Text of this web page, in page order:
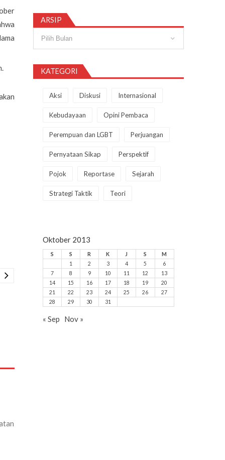
ARSIP
KATEGORI
Aksi Diskusi Internasional
Kebudayaan Opini Pembaca
Perempuan dan LGBT Perjuangan
Pernyataan Sikap Perspektif
Pojok Reportase Sejarah
Strategi Taktik Teori
Oktober 2013
S S R K J S
M
1
2 3 4 5
6
7
8 9 10 11 12
13
14
15 16 17 18 19
20
21
22 23 24 25 26
27
28
29 30 31
« Sep Nov »